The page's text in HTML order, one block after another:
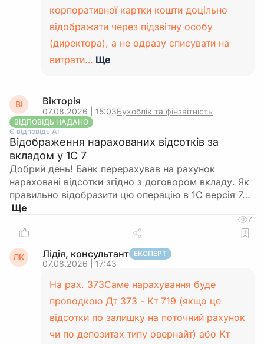
корпоративної картки кошти доцільно
відображати через підзвітну особу
(директора), а не одразу списувати на
витрати… Ще
ВІ Вікторія
07.08.2026 | 15:03Бухоблік та фінзвітність
ВІДПОВІДЬ НАДАНО
Є відповідь АІ
Відображення нарахованих відсотків за
вкладом у 1С 7
Добрий день! Банк перерахував на рахунок
нараховані відсотки згідно з договором вкладу. Як
правильно відобразити цю операцію в 1С версія 7…
7
ЛК Лідія, консультант ЕКСПЕРТ
07.08.2026 | 17:43
На рах. 373Саме нарахування буде
проводкою Дт 373 - Кт 719 (якщо це
відсотки по залишку на поточний рахунок
чи по депозитах типу овернайт) або Кт